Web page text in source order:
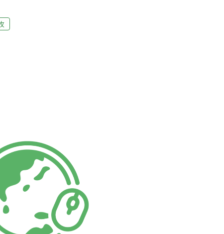
畫面的震撼。血腥的裂口也許這件事太過
己身上有一個極度血腥的器官。這個名為